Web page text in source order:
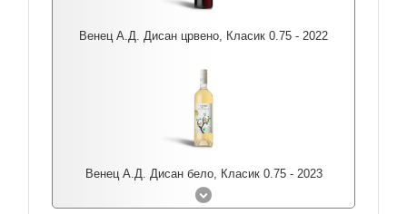
Венец А.Д. Дисан црвено, Класик 0.75 - 2022
Венец А.Д. Дисан бело, Класик 0.75 - 2023